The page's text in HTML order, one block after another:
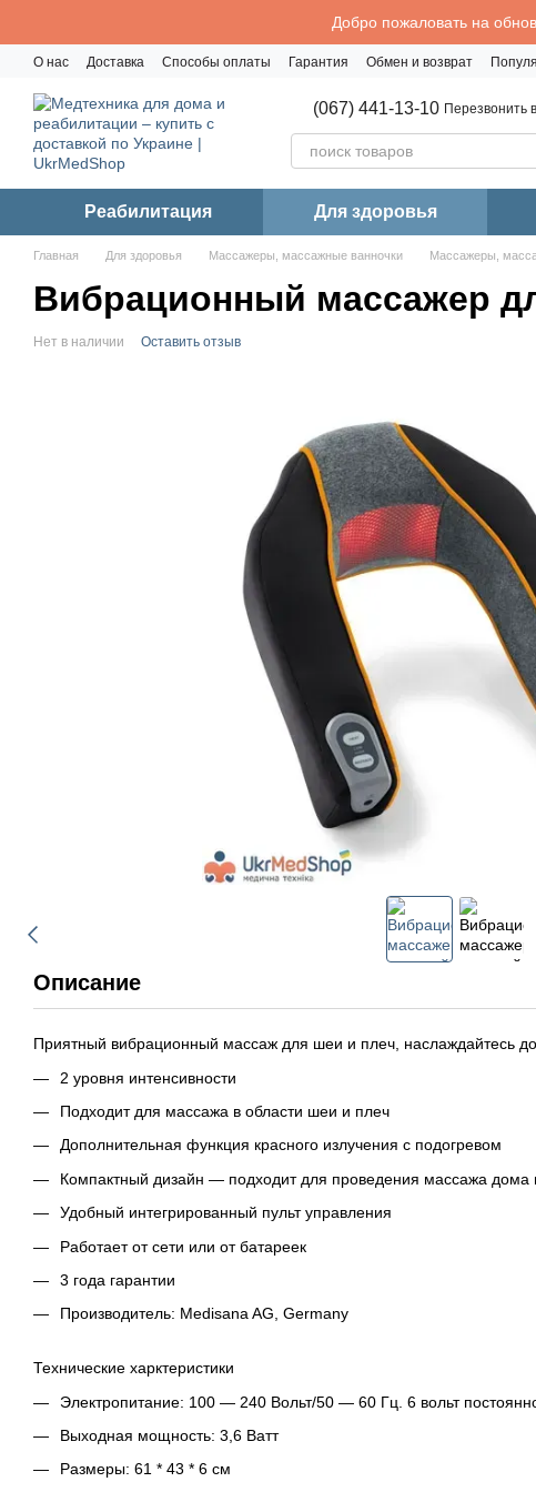
Добро пожаловать на
О нас Доставка Способы оплаты Гарантия Обмен и возврат
(067) 441-13-10 Перезвонить
Реабилитация Для здоровья
Главная Для здоровья Массажеры, массажные ванночки Массажеры,
Вибрационный массажер
Нет в наличии Оставить отзыв
Описание
Приятный вибрационный массаж для шеи и плеч, наслаждайтесь
2 уровня интенсивности
Подходит для массажа в области шеи и плеч
Дополнительная функция красного излучения с подогревом
Компактный дизайн — подходит для проведения массажа дома
Удобный интегрированный пульт управления
Работает от сети или от батареек
3 года гарантии
Производитель: Medisana AG, Germany
Технические харктеристики
Электропитание: 100 — 240 Вольт/50 — 60 Гц. 6 вольт
Выходная мощность: 3,6 Ватт
Размеры: 61 * 43 * 6 см